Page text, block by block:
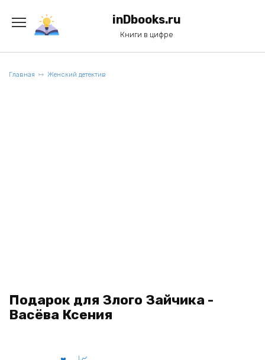
содержанию
inDbooks.ru
Книги в цифре
Главная Женский детектив
Подарок для Злого Зайчика -
Васёва Ксения